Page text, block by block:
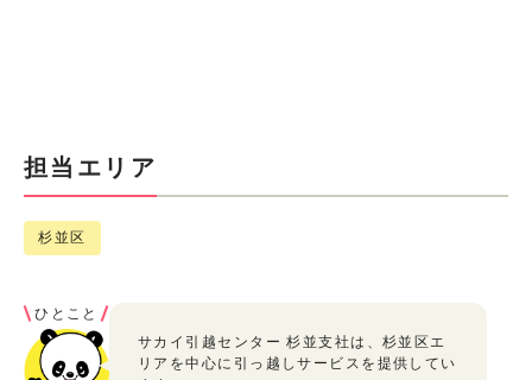
担当エリア
杉並区
ひとこと
サカイ引越センター 杉並支社は、杉並区エ
リアを中心に引っ越しサービスを提供してい